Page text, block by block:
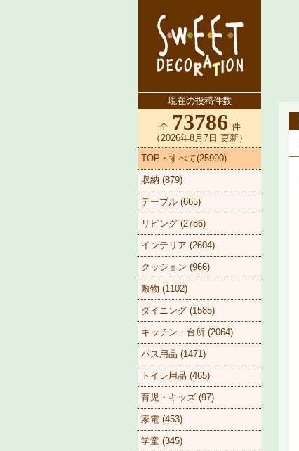
現在の投稿件数
全 73786 件
（2026年8月7日 更新）
TOP・すべて(25990)
収納 (879)
テーブル (665)
リビング (2786)
インテリア (2604)
クッション (966)
敷物 (1102)
ダイニング (1585)
キッチン・台所 (2064)
バス用品 (1471)
トイレ用品 (465)
育児・キッズ (97)
家電 (453)
学童 (345)